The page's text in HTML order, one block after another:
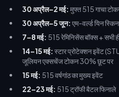
30 अप्रैल–2 मई: मुफ्त 515 गाचा
30 अप्रैल–5 जून: एम-वर्ल्ड यिन
7–8 मई: 515 रेमिनिसेंस बॉक्स + सभी
14–15 मई: स्टार प्रोटेक्शन इवेंट
जूलियन एक्सचेंज टोकन 30% छूट पर
15 मई: 515 वर्षगांठ का मुख्य इवेंट
22–23 मई: 515 ट्रॉफी बैटल फिनाले